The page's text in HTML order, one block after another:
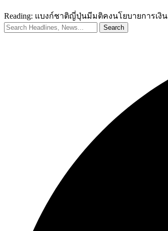
Reading: แบงก์ชาติญี่ปุ่นมีมติคงนโยบายการเงิน